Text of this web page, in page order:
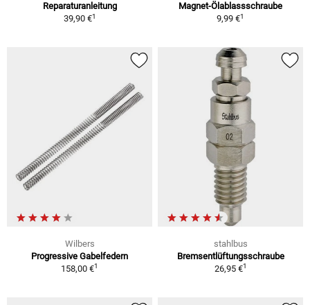
Reparaturanleitung
39,90 €1
Magnet-Ölablassschraube
9,99 €1
Wilbers
Progressive Gabelfedern
158,00 €1
stahlbus
Bremsentlüftungsschraube
26,95 €1